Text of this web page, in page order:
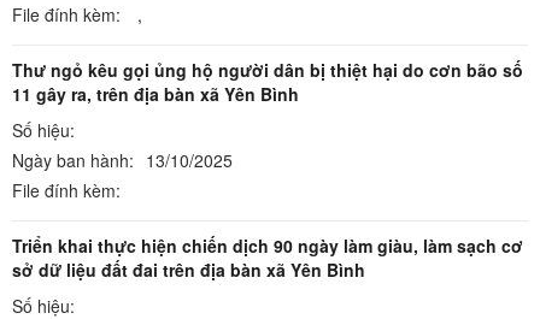
File đính kèm:
,
Thư ngỏ kêu gọi ủng hộ người dân bị thiệt hại do cơn bão số
11 gây ra, trên địa bàn xã Yên Bình
Số hiệu:
Ngày ban hành: 13/10/2025
File đính kèm:
Triển khai thực hiện chiến dịch 90 ngày làm giàu, làm sạch cơ
sở dữ liệu đất đai trên địa bàn xã Yên Bình
Số hiệu: